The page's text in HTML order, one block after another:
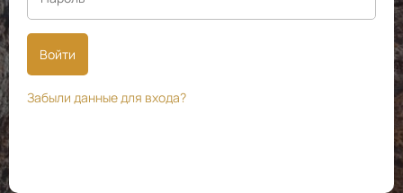
Войти
Забыли данные для входа?